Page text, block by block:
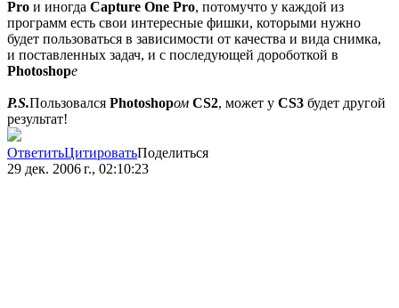
Pro и иногда Capture One Pro, потомучто у каждой из
программ есть свои интересные фишки, которыми нужно
будет пользоваться в зависимости от качества и вида снимка,
и поставленных задач, и с последующей дороботкой в
Photoshopе
P.S.Пользовался Photoshopом CS2, может у CS3 будет другой
результат!
ОтветитьЦитироватьПоделиться
29 дек. 2006 г., 02:10:23